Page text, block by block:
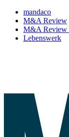
mandaco
M&A Review
M&A Review
Lebenswerk